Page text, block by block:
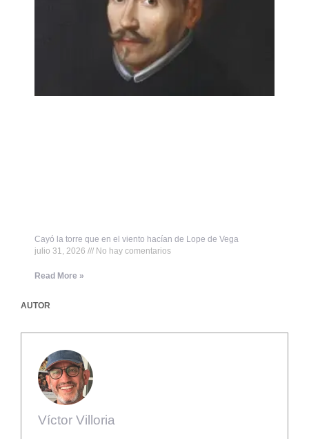
Cayó la torre que en el viento hacían de Lope de Vega
julio 31, 2026
No hay comentarios
Read More »
AUTOR
Víctor Villoria